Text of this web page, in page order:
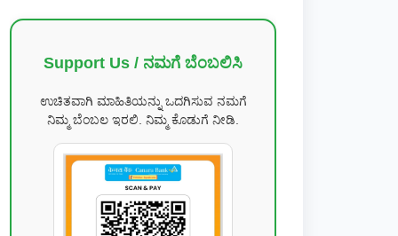
Support Us / ನಮಗೆ ಬೆಂಬಲಿಸಿ
ಉಚಿತವಾಗಿ ಮಾಹಿತಿಯನ್ನು ಒದಗಿಸುವ ನಮಗೆ
ನಿಮ್ಮ ಬೆಂಬಲ ಇರಲಿ. ನಿಮ್ಮ ಕೊಡುಗೆ ನೀಡಿ.